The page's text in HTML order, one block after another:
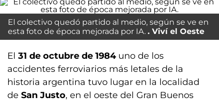
El colectivo quedó partido al medio, según se ve en
esta foto de época mejorada por IA.
Viví el Oeste
El 31 de octubre de 1984uno de los
accidentes ferroviarios más letales de la
historia argentina tuvo lugar en la localidad
de San Justo, en el oeste del Gran Buenos